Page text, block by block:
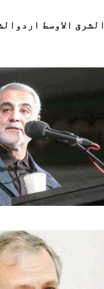
الشرق الاوسط